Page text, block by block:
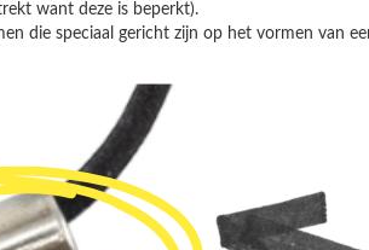
want deze is beperkt).
die speciaal gericht zijn op het vormen van